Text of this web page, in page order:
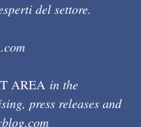
del settore.
AREA in the
press releases and